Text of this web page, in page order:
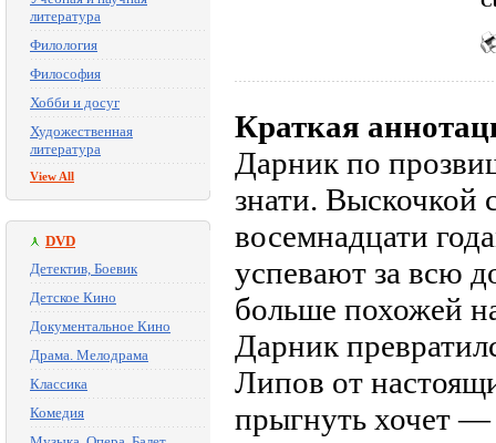
литература
Филология
Философия
Хобби и досуг
Художественная
литература
View All
DVD
Детектив, Боевик
Детское Кино
Документальное Кино
Драма. Мелодрама
Классика
Комедия
Краткая
Дарник по
знати. Выскочкой
восемнадцати
успевают за всю
больше похожей
Дарник
Липов от
прыгнуть хочет —